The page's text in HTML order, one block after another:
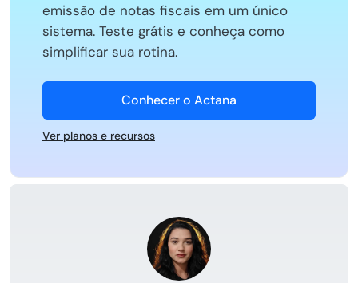
emissão de notas fiscais em um único
sistema. Teste grátis e conheça como
simplificar sua rotina.
Conhecer o Actana
Ver planos e recursos